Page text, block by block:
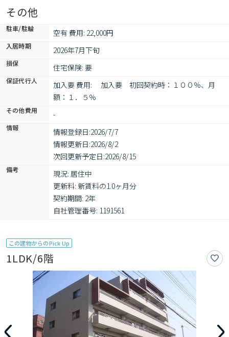
その他
駐車/駐輪 空有 費用: 22,000円
入居時期 2026年7月下旬
損保 住宅保険: 要
保証代行人
加入要 費用: 　加入要　初回契約時：１００％、月
額：１．５％
その他費用 -
情報 情報登録日:2026/7/7
情報更新日:2026/8/2
次回更新予定日:2026/8/15
備考
現況: 居住中
更新料: 新賃料の1.0ヶ月分
契約期間: 2年
自社管理番号: 1191561
この建物からのPick Up
1LDK/6階